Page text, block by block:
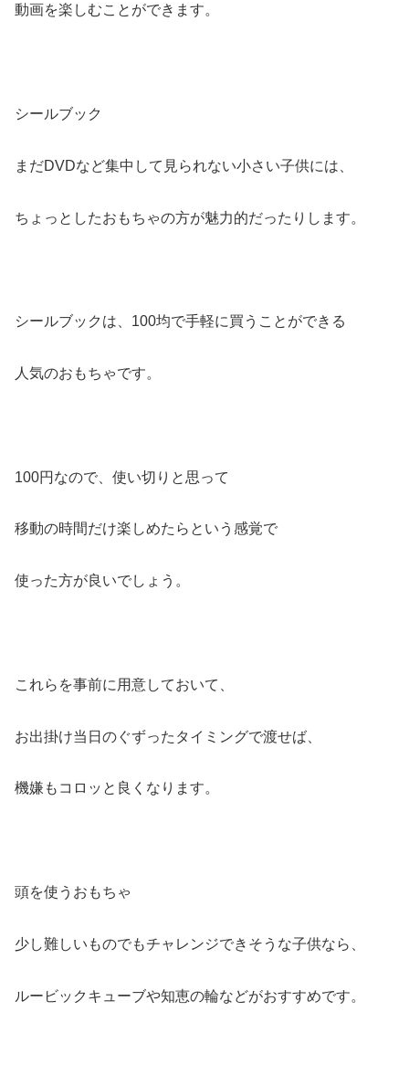
動画を楽しむことができます。
シールブック
まだDVDなど集中して見られない小さい子供には、
ちょっとしたおもちゃの方が魅力的だったりします。
シールブックは、100均で手軽に買うことができる
人気のおもちゃです。
100円なので、使い切りと思って
移動の時間だけ楽しめたらという感覚で
使った方が良いでしょう。
これらを事前に用意しておいて、
お出掛け当日のぐずったタイミングで渡せば、
機嫌もコロッと良くなります。
頭を使うおもちゃ
少し難しいものでもチャレンジできそうな子供なら、
ルービックキューブや知恵の輪などがおすすめです。